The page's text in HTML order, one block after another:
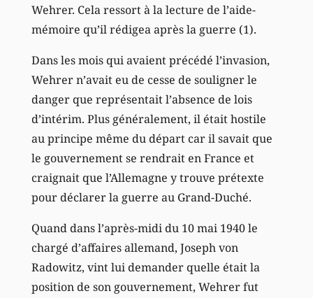
Wehrer. Cela ressort à la lecture de l’aide-
mémoire qu’il rédigea après la guerre (1).
Dans les mois qui avaient précédé l’invasion,
Wehrer n’avait eu de cesse de souligner le
danger que représentait l’absence de lois
d’intérim. Plus généralement, il était hostile
au principe même du départ car il savait que
le gouvernement se rendrait en France et
craignait que l’Allemagne y trouve prétexte
pour déclarer la guerre au Grand-Duché.
Quand dans l’après-midi du 10 mai 1940 le
chargé d’affaires allemand, Joseph von
Radowitz, vint lui demander quelle était la
position de son gouvernement, Wehrer fut